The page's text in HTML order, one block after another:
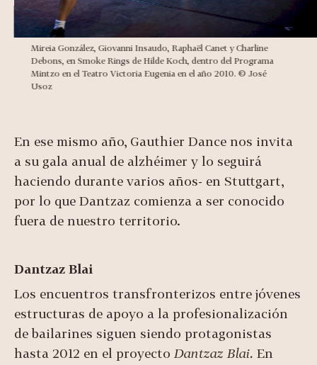
Mireia González, Giovanni Insaudo, Raphaël Canet y Charline
Debons, en Smoke Rings de Hilde Koch, dentro del Programa
Mintzo en el Teatro Victoria Eugenia en el año 2010. © José
Usoz
En ese mismo año, Gauthier Dance nos invita
a su gala anual de alzhéimer y lo seguirá
haciendo durante varios años- en Stuttgart,
por lo que Dantzaz comienza a ser conocido
fuera de nuestro territorio.
Dantzaz Blai
Los encuentros transfronterizos entre jóvenes
estructuras de apoyo a la profesionalización
de bailarines siguen siendo protagonistas
hasta 2012 en el proyecto Dantzaz Blai. En